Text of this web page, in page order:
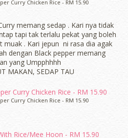
Curry Chicken Rice - RM 15.90
memang sedap . Kari nya tidak
tapi tak terlalu pekat yang boleh
muak . Kari jepun ni rasa dia agak
dengan Black pepper memang
yang Umpphhhh
MAKAN, SEDAP TAU
Curry Chicken Rice - RM 15.90